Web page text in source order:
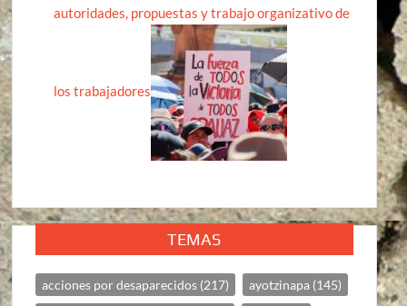
autoridades, propuestas y trabajo organizativo de
los trabajadores
TEMAS
acciones por desaparecidos (217) ayotzinapa (145)